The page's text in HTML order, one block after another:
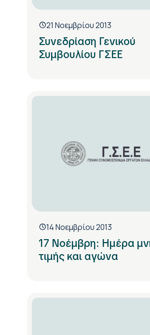
21 Νοεμβρίου 2013
Συνεδρίαση Γενικού
Συμβουλίου ΓΣΕΕ
14 Νοεμβρίου 2013
17 Νοέμβρη: Ημέρα
τιμής και αγώνα